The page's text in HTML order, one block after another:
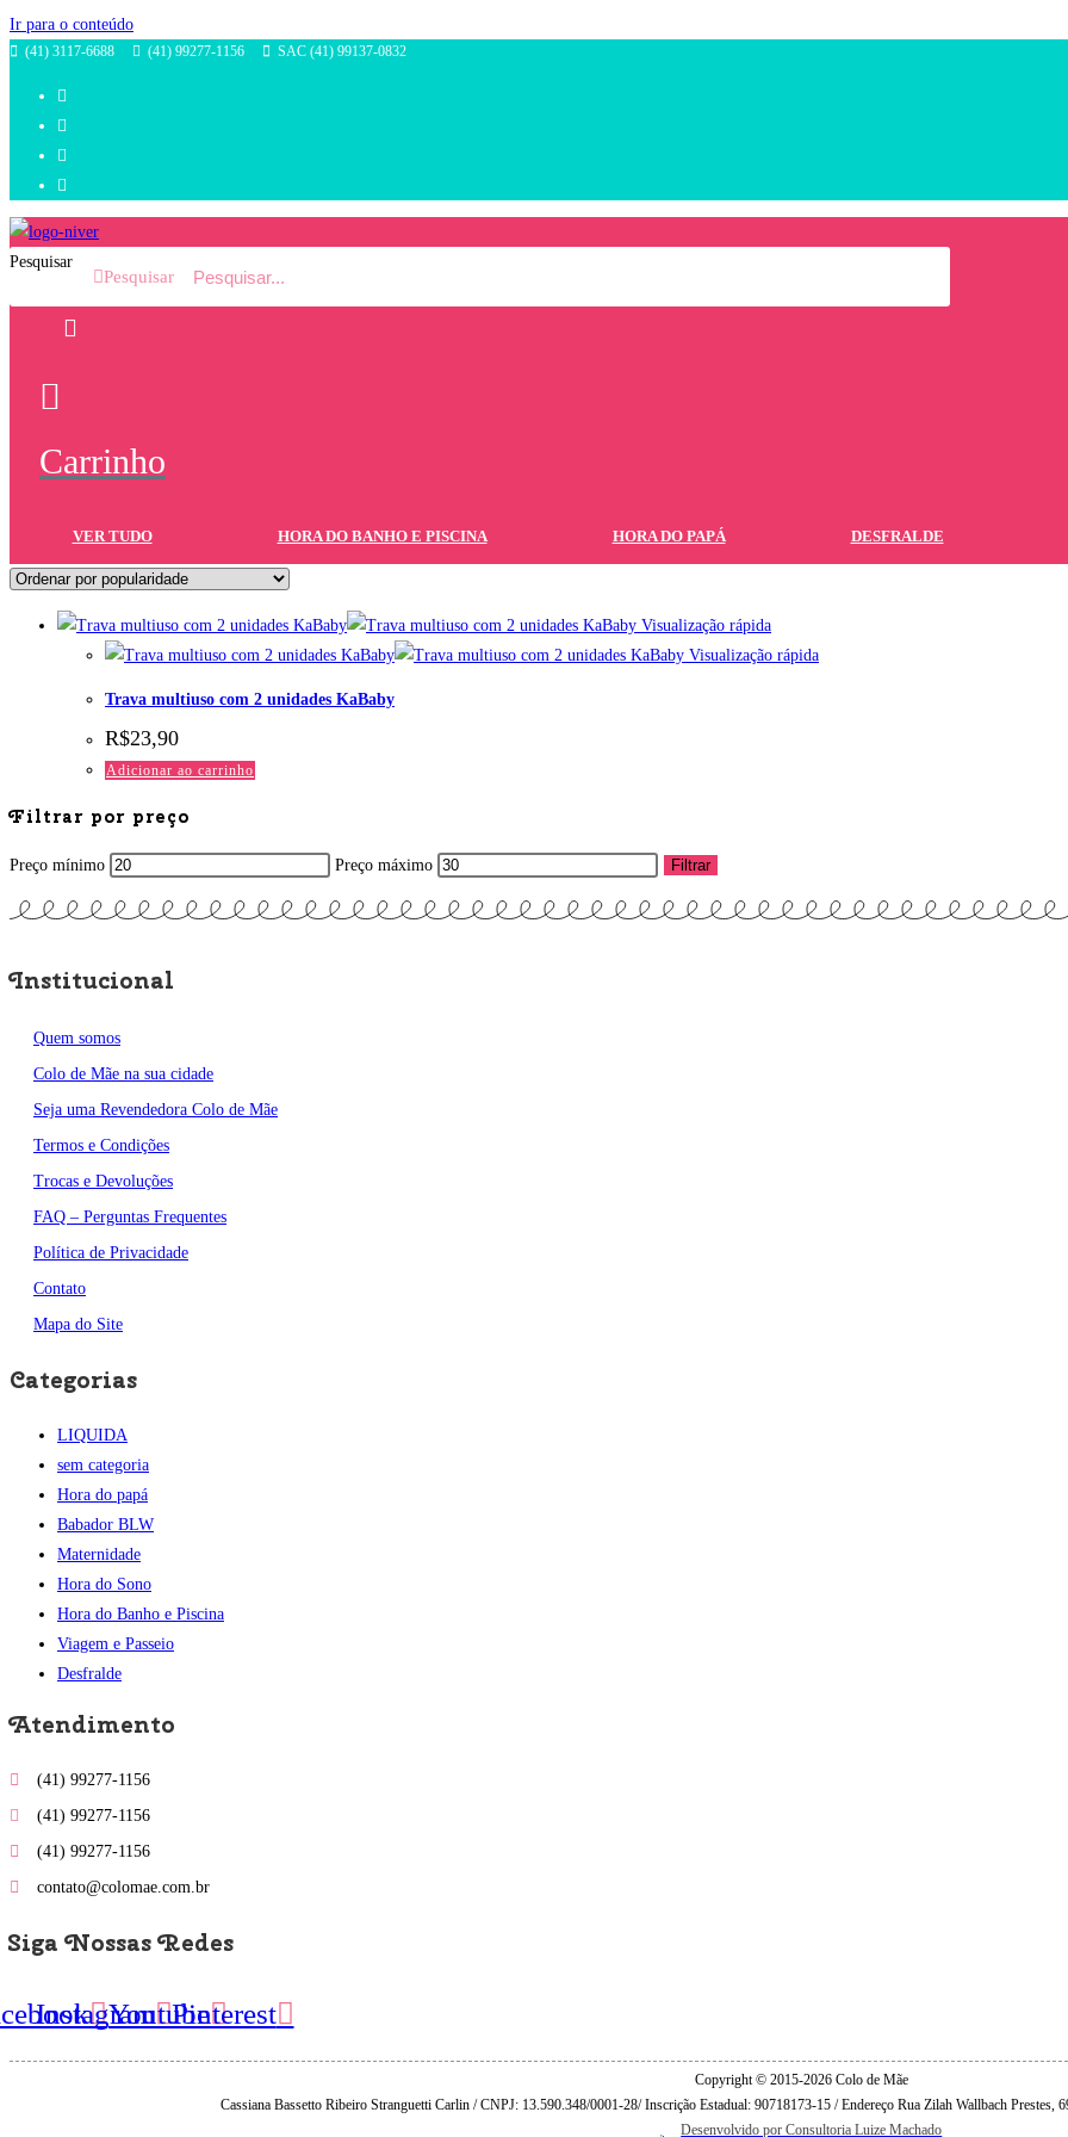
Ir para o conteúdo
(41) 3117-6688 (41) 99277-1156 SAC (41) 99137-0832
Pesquisar
Pesquisar
Carrinho
VER TUDO HORA DO BANHO E PISCINA HORA DO PAPÁ DESFRALDE
Visualização rápida
Visualização rápida
Trava multiuso com 2 unidades KaBaby
R$23,90
Adicionar ao carrinho
Filtrar por preço
Preço mínimo Preço máximo Filtrar
Institucional
Quem somos
Colo de Mãe na sua cidade
Seja uma Revendedora Colo de Mãe
Termos e Condições
Trocas e Devoluções
FAQ – Perguntas Frequentes
Política de Privacidade
Contato
Mapa do Site
Categorias
LIQUIDA
sem categoria
Hora do papá
Babador BLW
Maternidade
Hora do Sono
Hora do Banho e Piscina
Viagem e Passeio
Desfralde
Atendimento
(41) 99277-1156
(41) 99277-1156
(41) 99277-1156
contato@colomae.com.br
Siga Nossas Redes
InstagramYoutubePinterest
Copyright © 2015-2026 Colo de Mãe
Cassiana Bassetto Ribeiro Stranguetti Carlin / CNPJ: 13.590.348/0001-28/ Inscrição Estadual: 90718173-15 / Endereço Rua Zilah Wallbach Prestes,
Desenvolvido por Consultoria Luize Machado